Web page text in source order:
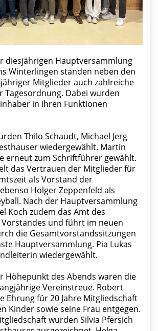
diesjährigen Hauptversammlung
Winterlingen standen neben den
Mitglieder auch zahlreiche
Tagesordnung. Dabei wurden
in ihren Funktionen
Thilo Schaudt, Michael Jerg
wiedergewählt. Martin
erneut zum Schriftführer gewählt.
das Vertrauen der Mitglieder für
als Vorstand der
Holger Zeppenfeld als
Nach der Hauptversammlung
Koch zudem das Amt des
und führt im neuen
die Gesamtvorstandssitzungen
Hauptversammlung. Pia Lukas
wiedergewählt.
Höhepunkt des Abends waren die
Vereinstreue. Robert
Ehrung für 20 Jahre Mitgliedschaft
Kinder sowie seine Frau entgegen.
wurden Silvia Pfersich